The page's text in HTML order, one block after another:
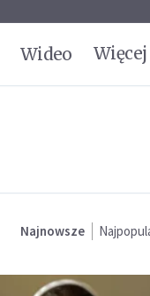
Wideo Więcej
Najnowsze